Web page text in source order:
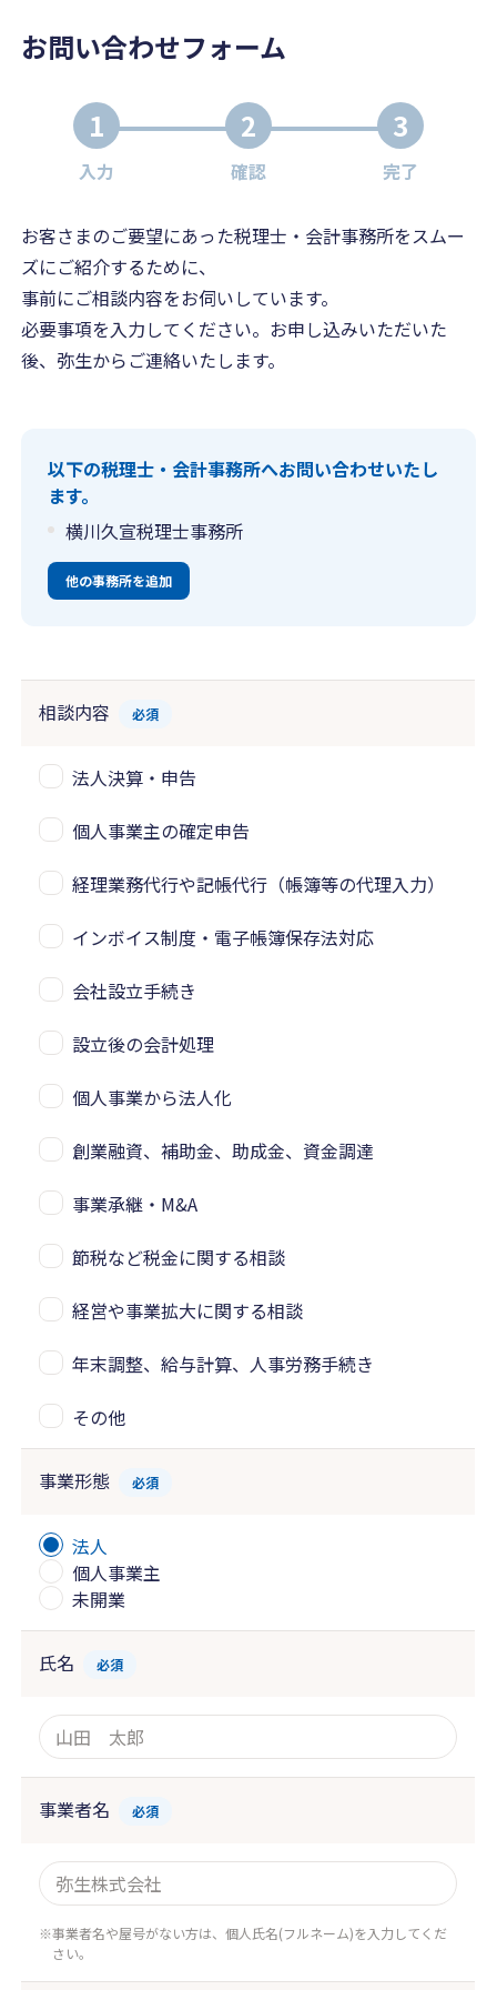
お問い合わせフォーム
1
入力
2
確認
3
完了
お客さまのご要望にあった税理士・会計事務所をスムー
ズにご紹介するために、
事前にご相談内容をお伺いしています。
必要事項を入力してください。お申し込みいただいた
後、弥生からご連絡いたします。
以下の税理士・会計事務所へお問い合わせいたし
ます。
横川久宣税理士事務所
他の事務所を追加
相談内容 必須
法人決算・申告
個人事業主の確定申告
経理業務代行や記帳代行（帳簿等の代理入力）
インボイス制度・電子帳簿保存法対応
会社設立手続き
設立後の会計処理
個人事業から法人化
創業融資、補助金、助成金、資金調達
事業承継・M&A
節税など税金に関する相談
経営や事業拡大に関する相談
年末調整、給与計算、人事労務手続き
その他
事業形態 必須
法人
個人事業主
未開業
氏名 必須
事業者名 必須
事業者名や屋号がない方は、個人氏名(フルネーム)を入力してくだ
さい。